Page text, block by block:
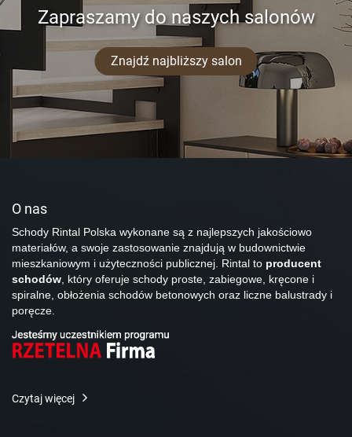
Zapraszamy do naszych salonów
Znajdź najbliższy salon
O nas
Schody Rintal Polska wykonane są z najlepszych jakościowo
materiałów, a swoje zastosowanie znajdują w budownictwie
mieszkaniowym i użyteczności publicznej. Rintal to producent
schodów, który oferuje schody proste, zabiegowe, kręcone i
spiralne, obłożenia schodów betonowych oraz liczne balustrady i
poręcze.
Czytaj więcej